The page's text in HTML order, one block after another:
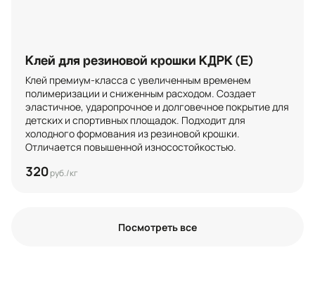
Клей для резиновой крошки КДРК (Е)
Клей премиум-класса с увеличенным временем
полимеризации и сниженным расходом. Создает
эластичное, ударопрочное и долговечное покрытие для
детских и спортивных площадок. Подходит для
холодного формования из резиновой крошки.
Отличается повышенной износостойкостью.
320руб./кг
Посмотреть все